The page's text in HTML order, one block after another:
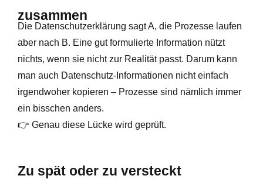
zusammen
Die Datenschutzerklärung sagt A, die Prozesse laufen
aber nach B. Eine gut formulierte Information nützt
nichts, wenn sie nicht zur Realität passt. Darum kann
man auch Datenschutz-Informationen nicht einfach
irgendwoher kopieren – Prozesse sind nämlich immer
ein bisschen anders.
👉 Genau diese Lücke wird geprüft.
Zu spät oder zu versteckt